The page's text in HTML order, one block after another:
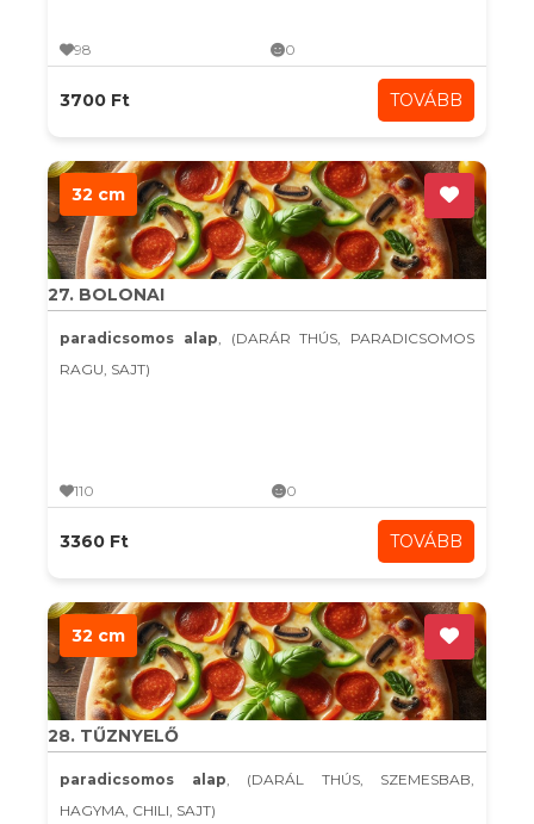
98 0
3700 Ft TOVÁBB
32 cm
27. BOLONAI
paradicsomos alap, (DARÁR THÚS, PARADICSOMOS
RAGU, SAJT)
110 0
3360 Ft TOVÁBB
32 cm
28. TŰZNYELŐ
paradicsomos alap, (DARÁL THÚS, SZEMESBAB,
HAGYMA, CHILI, SAJT)